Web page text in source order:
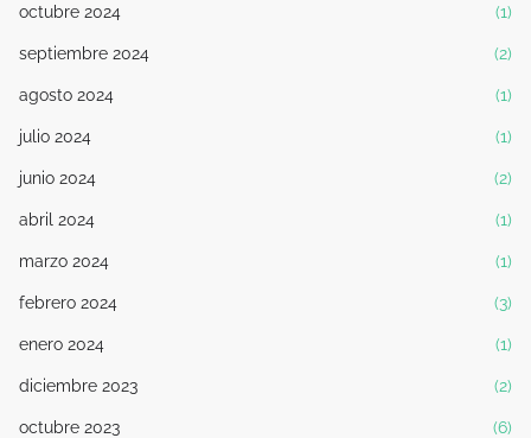
octubre 2024 (1)
septiembre 2024 (2)
agosto 2024 (1)
julio 2024 (1)
junio 2024 (2)
abril 2024 (1)
marzo 2024 (1)
febrero 2024 (3)
enero 2024 (1)
diciembre 2023 (2)
octubre 2023 (6)